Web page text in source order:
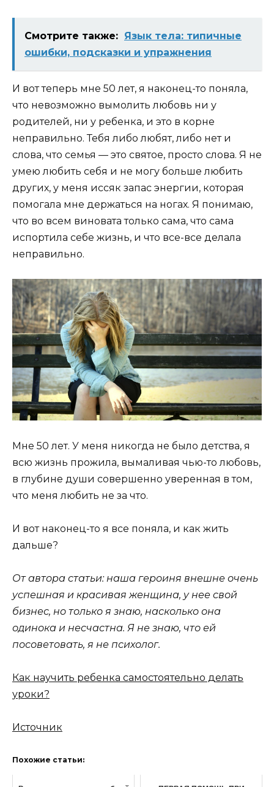
Смотрите также: Язык тела: типичные
ошибки, подсказки и упражнения
И вот теперь мне 50 лет, я наконец-то поняла,
что невозможно вымолить любовь ни у
родителей, ни у ребенка, и это в корне
неправильно. Тебя либо любят, либо нет и
слова, что семья — это святое, просто слова. Я не
умею любить себя и не могу больше любить
других, у меня иссяк запас энергии, которая
помогала мне держаться на ногах. Я понимаю,
что во всем виновата только сама, что сама
испортила себе жизнь, и что все-все делала
неправильно.
Мне 50 лет. У меня никогда не было детства, я
всю жизнь прожила, вымаливая чью-то любовь,
в глубине души совершенно уверенная в том,
что меня любить не за что.
И вот наконец-то я все поняла, и как жить
дальше?
От автора статьи: наша героиня внешне очень
успешная и красивая женщина, у нее свой
бизнес, но только я знаю, насколько она
одинока и несчастна. Я не знаю, что ей
посоветовать, я не психолог.
Как научить ребенка самостоятельно делать
уроки?
Источник
Похожие статьи: